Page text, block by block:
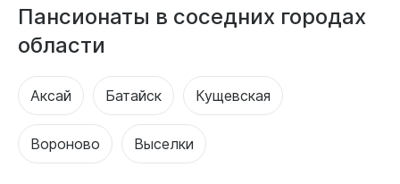
Пансионаты в соседних городах
области
Аксай Батайск Кущевская
Вороново Выселки